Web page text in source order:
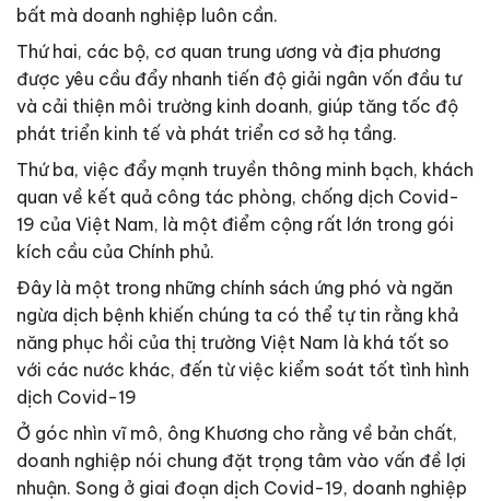
bất mà doanh nghiệp luôn cần.
Thứ hai, các bộ, cơ quan trung ương và địa phương
được yêu cầu đẩy nhanh tiến độ giải ngân vốn đầu tư
và cải thiện môi trường kinh doanh, giúp tăng tốc độ
phát triển kinh tế và phát triển cơ sở hạ tầng.
Thứ ba, việc đẩy mạnh truyền thông minh bạch, khách
quan về kết quả công tác phòng, chống dịch Covid-
19 của Việt Nam, là một điểm cộng rất lớn trong gói
kích cầu của Chính phủ.
Đây là một trong những chính sách ứng phó và ngăn
ngừa dịch bệnh khiến chúng ta có thể tự tin rằng khả
năng phục hồi của thị trường Việt Nam là khá tốt so
với các nước khác, đến từ việc kiểm soát tốt tình hình
dịch Covid-19
Ở góc nhìn vĩ mô, ông Khương cho rằng về bản chất,
doanh nghiệp nói chung đặt trọng tâm vào vấn đề lợi
nhuận. Song ở giai đoạn dịch Covid-19, doanh nghiệp